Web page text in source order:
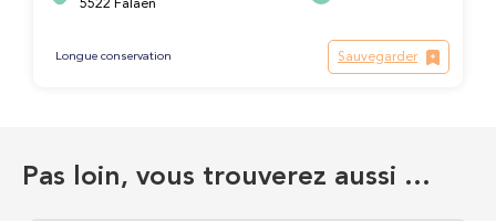
5522 Falaën
Longue conservation Sauvegarder
Pas loin, vous trouverez aussi …